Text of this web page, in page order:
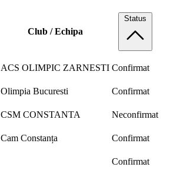
Club / Echipa
Status
ACS OLIMPIC ZARNESTI Confirmat
Olimpia Bucuresti
Confirmat
CSM CONSTANTA
Neconfirmat
Cam Constanța
Confirmat
Confirmat